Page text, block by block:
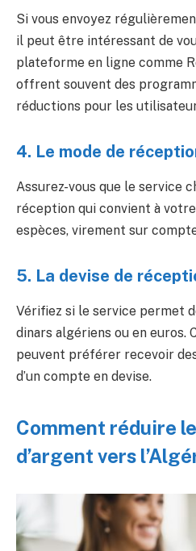
Si vous envoyez
il peut être intéressant de
plateforme en ligne comme
offrent souvent des
réductions pour les
4. Le mode de
Assurez-vous que le service
réception qui convient à
espèces, virement sur
5. La devise de
Vérifiez si le service permet
dinars algériens ou en euros.
peuvent préférer recevoir
d’un compte en devise.
Comment réduire
d’argent vers